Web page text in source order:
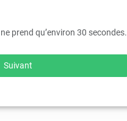
prend qu’environ 30 secondes.
Suivant